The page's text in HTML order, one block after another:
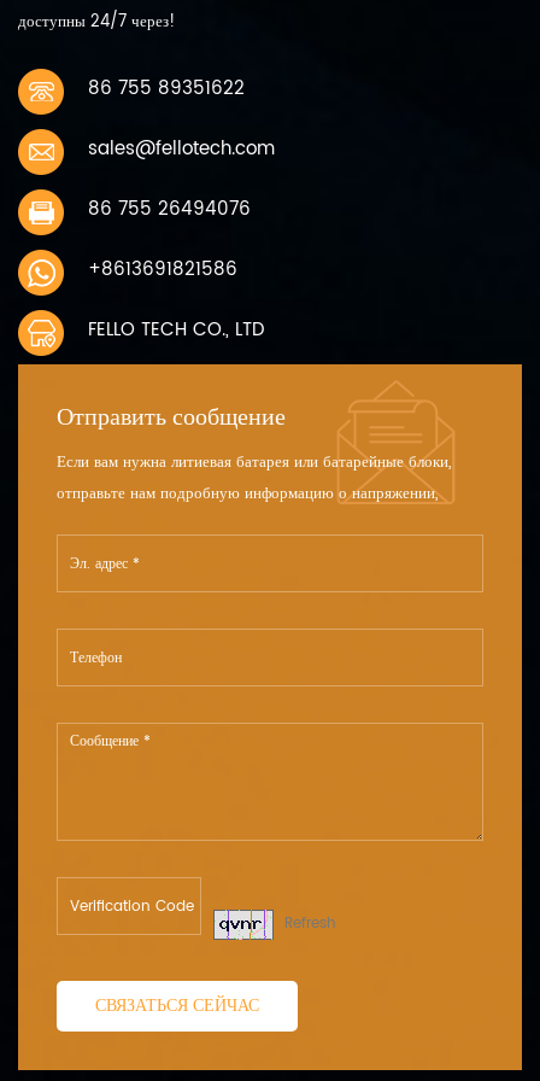
capacity≥80%
доступны 24/7 через!
86 755 89351622
sales@fellotech.com
86 755 26494076
+8613691821586
FELLO TECH CO., LTD
Отправить сообщение
Если вам нужна литиевая батарея или батарейные блоки,
отправьте нам подробную информацию о напряжении,
Refresh
СВЯЗАТЬСЯ СЕЙЧАС